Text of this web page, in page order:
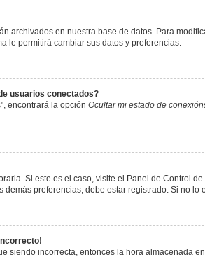
archivados en nuestra base de datos. Para
le permitirá cambiar sus datos y preferencias.
usuarios conectados?
encontrará la opción Ocultar mi estado de
Si este es el caso, visite el Panel de Control
preferencias, debe estar registrado. Si no lo
siendo incorrecta, entonces la hora almacenada